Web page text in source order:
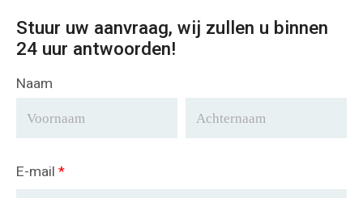
Stuur uw aanvraag, wij zullen u binnen
24 uur antwoorden!
Naam
E-mail *